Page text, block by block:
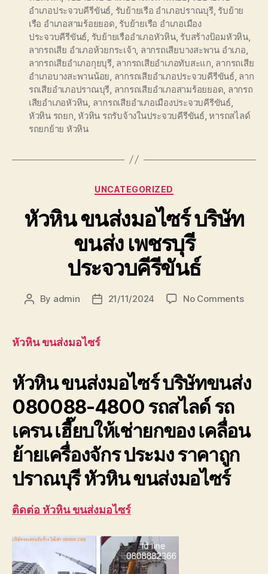
อำเภอประจวบคีรีขันธ์ รับย้ายเรือ อำเภอปราณบุรี, รับย้าย
เรือ อำเภอสามร้อยยอด รับย้ายเรือ อำเภอเมือง
ประจวบคีรีขันธ์ รับย้ายเรืออำเภอหัวหิน, รับสร้างป้อมหัวหิน,
ลากรถเสีย อำเภอห้วยกระเจ้า ลากรถเสียบางสะพาน อำเภอ
ลากรถเสียอำเภอกุยบุรี, ลากรถเสียอำเภอทับสะแก ลากรถเสีย
อำเภอบางสะพานน้อย ลากรถเสียอำเภอประจวบคีรีขันธ์, ลาก
รถเสียอำเภอปราณบุรี ลากรถเสียอำเภอสามร้อยยอด ลากรถ
เสียอำเภอหัวหิน ลากรถเสียอำเภอเมืองประจวบคีรีขันธ์,
หัวหิน รถยก ,หัวหิน รถรับจ้างในประจวบคีรีขันธ์,หารถสไลด์
รถยกย้าย หัวหิน
Categories
UNCATEGORIZED
หัวหิน ขนส่งมอไซร์ บริษัท
ขนส่ง เพชรบุรี
ประจวบคีรีขันธ์
Post
By admin
Post21/11/2024 No Commentson
ขนส่ง
เพชร
หัวหิน ขนส่งมอไซร์
หัวหิน ขนส่งมอไซร์ บริษัทขนส่ง
080088-4800 รถสไลด์ รถ
เครน เฮี๊ยบให้เช่ายกของ เคลื่อน
ย้ายเครื่องจักร ประมง ราคาถูก
ปราณบุรี หัวหิน ขนส่งมอไซร์
ติดต่อ หัวหิน ขนส่งมอไซร์